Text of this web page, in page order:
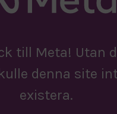
till Meta! Utan
denna site
existera.